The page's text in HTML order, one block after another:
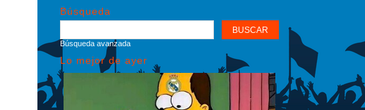
Búsqueda
Búsqueda avanzada
Lo mejor de ayer